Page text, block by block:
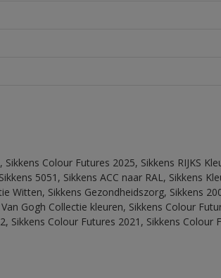
Colour Futures 2025, Sikkens RIJKS
5051, Sikkens ACC naar RAL, Sikkens
Witten, Sikkens Gezondheidszorg, Sikkens
Gogh Collectie kleuren, Sikkens Colour
Sikkens Colour Futures 2021, Sikkens Colour